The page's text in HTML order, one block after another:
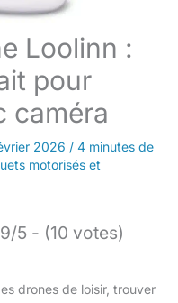
Loolinn :
pour
caméra
2026 / 4 minutes de
motorisés et
5 - (10 votes)
drones de loisir, trouver